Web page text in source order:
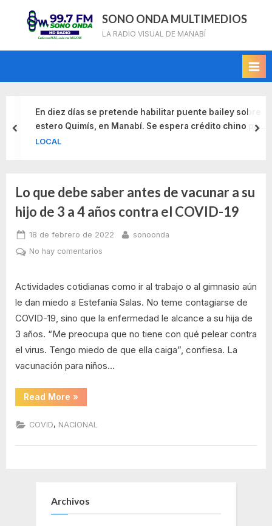
SONO ONDA MULTIMEDIOS
LA RADIO VISUAL DE MANABÍ
En diez días se pretende habilitar puente bailey sobre
estero Quimís, en Manabí. Se espera crédito chino para
este y otros nuevos puentes
LOCAL
prev
Etiqueta:
vacuna
anti
19
Lo que debe saber antes de vacunar a su
hijo de 3 a 4 años contra el COVID-19
Posted
on
18 de febrero de 2022 By
sonoonda
No hay comentariosen
debe
saber
antes
de
vacunar
su
Actividades cotidianas como ir al trabajo o al gimnasio aún
le dan miedo a Estefanía Salas. No teme contagiarse de
COVID-19, sino que la enfermedad le alcance a su hija de
3 años. “Me preocupa que no tiene con qué pelear contra
el virus. Tengo miedo de que ella caiga”, confiesa. La
vacunación para niños…
Read More “Lo
que
saber
antes
vacunar
a
4
»
COVID, NACIONAL
Archivos